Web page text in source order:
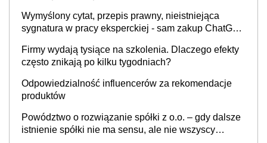
Wymyślony cytat, przepis prawny, nieistniejąca
sygnatura w pracy eksperckiej - sam zakup ChatGPT
Firmy wydają tysiące na szkolenia. Dlaczego efekty
często znikają po kilku tygodniach?
Odpowiedzialność influencerów za rekomendacje
produktów
Powództwo o rozwiązanie spółki z o.o. – gdy dalsze
istnienie spółki nie ma sensu, ale nie wszyscy